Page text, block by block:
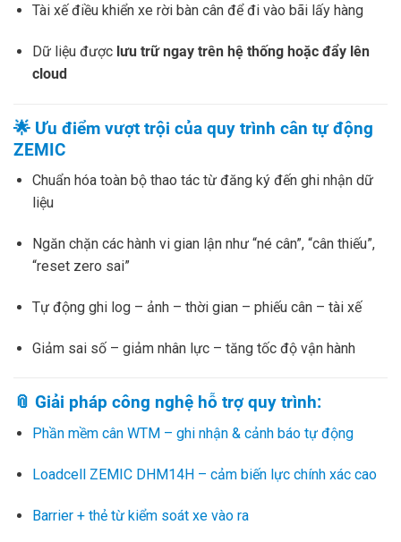
Tài xế điều khiển xe rời bàn cân để đi vào bãi lấy hàng
Dữ liệu được lưu trữ ngay trên hệ thống hoặc đẩy lên
cloud
🌟 Ưu điểm vượt trội của quy trình cân tự động
ZEMIC
Chuẩn hóa toàn bộ thao tác từ đăng ký đến ghi nhận dữ
liệu
Ngăn chặn các hành vi gian lận như “né cân”, “cân thiếu”,
“reset zero sai”
Tự động ghi log – ảnh – thời gian – phiếu cân – tài xế
Giảm sai số – giảm nhân lực – tăng tốc độ vận hành
📎 Giải pháp công nghệ hỗ trợ quy trình:
Phần mềm cân WTM – ghi nhận & cảnh báo tự động
Loadcell ZEMIC DHM14H – cảm biến lực chính xác cao
Barrier + thẻ từ kiểm soát xe vào ra